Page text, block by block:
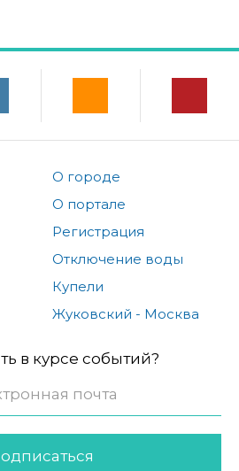
О городе
О портале
Регистрация
Отключение воды
Купели
Жуковский - Москва
в курсе событий?